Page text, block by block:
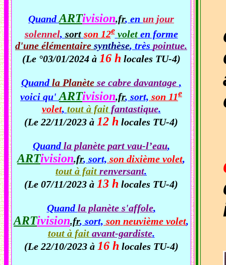
QuandARTivision.fr, en un jour
solennel, sort son 12e voleten forme
d'une élémentaire synthèse, très pointue.
(Le °03/01/2024 à 16 h locales TU-4)
Quandla Planètese cabre davantage ,
voici qu' ARTivision.fr, sort, son 11e
volet, tout à fait fantastique.
(Le 22/11/2023 à 12 h locales TU-4)
Quandla planète part vau-l’eau,
ARTivision.fr, sort, son dixième volet,
tout à fait renversant.
(Le 07/11/2023 à 13 h locales TU-4)
Quandla planète s'affole,
ARTivision.fr, sort, son neuvième volet,
tout à fait avant-gardiste.
(Le 22/10/2023 à 16 h locales TU-4)